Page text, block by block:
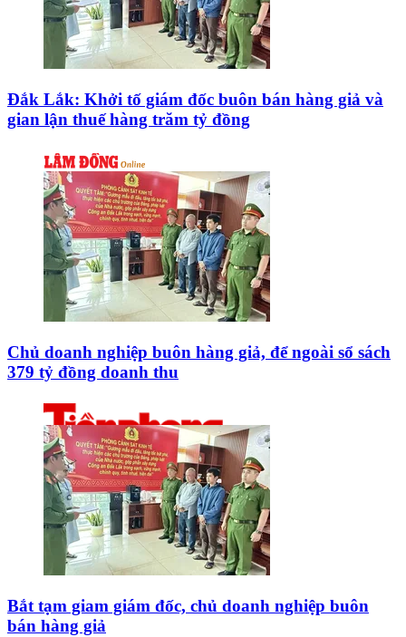
Đắk Lắk: Khởi tố giám đốc buôn bán hàng giả và
gian lận thuế hàng trăm tỷ đồng
Chủ doanh nghiệp buôn hàng giả, để ngoài sổ sách
379 tỷ đồng doanh thu
Bắt tạm giam giám đốc, chủ doanh nghiệp buôn
bán hàng giả